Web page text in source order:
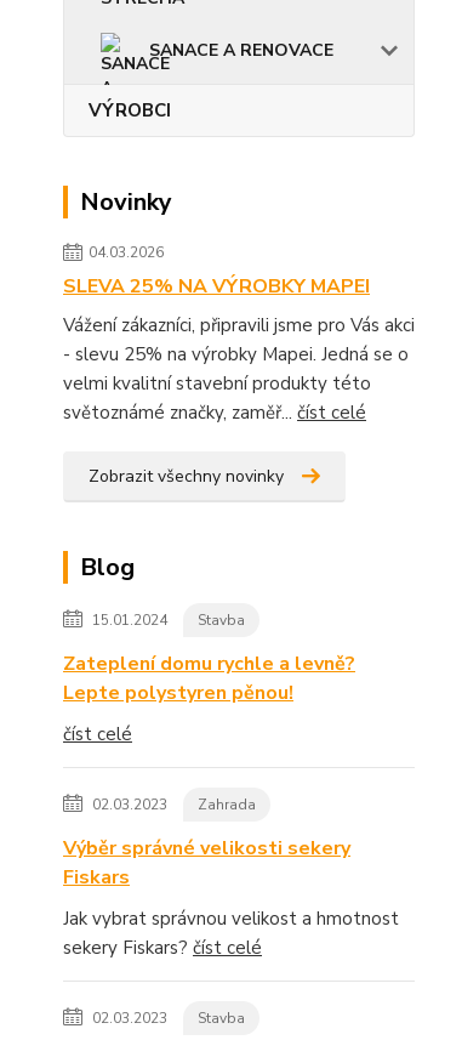
SANACE A RENOVACE
VÝROBCI
Novinky
04.03.2026
SLEVA 25% NA VÝROBKY MAPEI
Vážení zákazníci, připravili jsme pro Vás akci
- slevu 25% na výrobky Mapei. Jedná se o
velmi kvalitní stavební produkty této
světoznámé značky, zaměř... číst celé
Zobrazit všechny novinky
Blog
15.01.2024 Stavba
Zateplení domu rychle a levně?
Lepte polystyren pěnou!
číst celé
02.03.2023 Zahrada
Výběr správné velikosti sekery
Fiskars
Jak vybrat správnou velikost a hmotnost
sekery Fiskars? číst celé
02.03.2023 Stavba